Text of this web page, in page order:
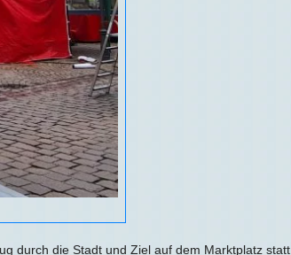
durch die Stadt und Ziel auf dem Marktplatz statt.